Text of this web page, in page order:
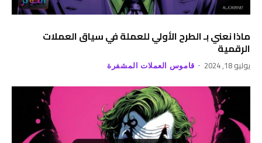
ماذا نعني بـ الطرح الأولي للعملة في سياق العملات
الرقمية
يوليو 18, 2024 قاموس العملات المشفرة